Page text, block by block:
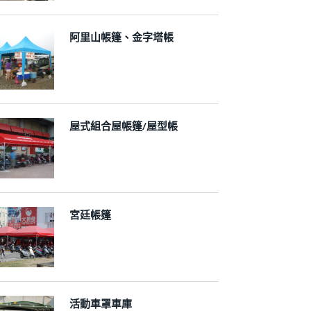
阿里山帳篷、金字塔帳
屋式組合屋帳篷/屋型帳
宮廷帳篷
活動車罩車庫